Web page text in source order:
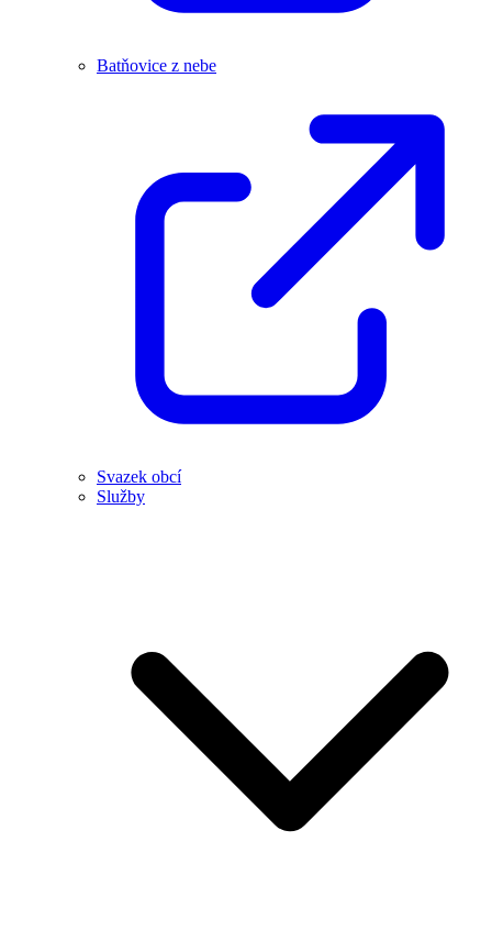
Batňovice z nebe
Svazek obcí
Služby